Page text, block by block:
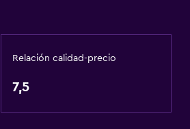
Relación calidad-precio
7,5